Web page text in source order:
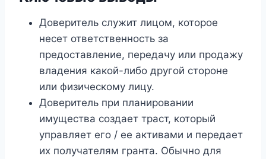
Доверитель служит лицом, которое
несет ответственность за
предоставление, передачу или продажу
владения какой-либо другой стороне
или физическому лицу.
Доверитель при планировании
имущества создает траст, который
управляет его / ее активами и передает
их получателям гранта. Обычно для